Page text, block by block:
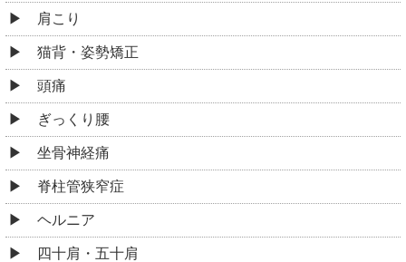
肩こり
猫背・姿勢矯正
頭痛
ぎっくり腰
坐骨神経痛
脊柱管狭窄症
ヘルニア
四十肩・五十肩